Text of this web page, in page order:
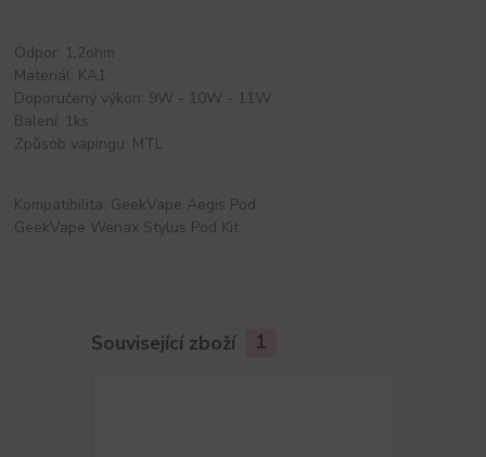
Odpor: 1,2ohm
Materiál: KA1
Doporučený výkon: 9W - 10W - 11W
Balení: 1ks
Způsob vapingu: MTL
Kompatibilita: GeekVape Aegis Pod
GeekVape Wenax Stylus Pod Kit
Související zboží 1